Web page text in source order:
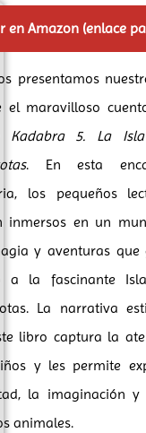
en Amazon (enlace
presentamos
el maravilloso
Kadabra 5. La
. En esta
los pequeños
inmersos en un
y aventuras que
a la fascinante
La narrativa
libro captura la
y les permite
la imaginación
animales.